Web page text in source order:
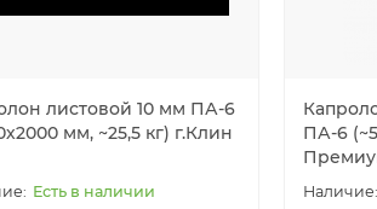
Ом
1.0•10^14 Ом•м
Гц: 3.7
листовой 10 мм ПА-6
мм, ~25,5 кг) г.Клин
Есть в наличии
ПА-6